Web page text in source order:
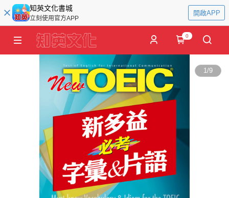
知英文化書城
立刻使用官方APP
開啟APP
0
1/9